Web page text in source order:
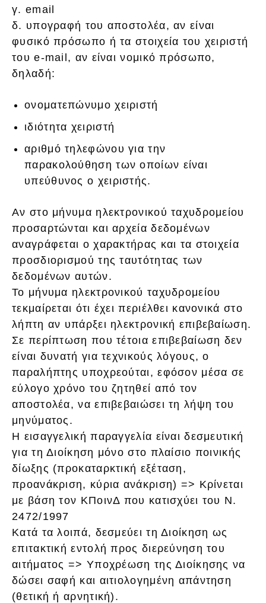
γ. email
δ. υπογραφή του αποστολέα, αν είναι
φυσικό πρόσωπο ή τα στοιχεία του χειριστή
του e-mail, αν είναι νομικό πρόσωπο,
δηλαδή:
ονοματεπώνυμο χειριστή
ιδιότητα χειριστή
αριθμό τηλεφώνου για την
παρακολούθηση των οποίων είναι
υπεύθυνος ο χειριστής.
Αν στο μήνυμα ηλεκτρονικού ταχυδρομείου
προσαρτώνται και αρχεία δεδομένων
αναγράφεται ο χαρακτήρας και τα στοιχεία
προσδιορισμού της ταυτότητας των
δεδομένων αυτών.
Το μήνυμα ηλεκτρονικού ταχυδρομείου
τεκμαίρεται ότι έχει περιέλθει κανονικά στο
λήπτη αν υπάρξει ηλεκτρονική επιβεβαίωση.
Σε περίπτωση που τέτοια επιβεβαίωση δεν
είναι δυνατή για τεχνικούς λόγους, ο
παραλήπτης υποχρεούται, εφόσον μέσα σε
εύλογο χρόνο του ζητηθεί από τον
αποστολέα, να επιβεβαιώσει τη λήψη του
μηνύματος.
Η εισαγγελική παραγγελία είναι δεσμευτική
για τη Διοίκηση μόνο στο πλαίσιο ποινικής
δίωξης (προκαταρκτική εξέταση,
προανάκριση, κύρια ανάκριση) => Κρίνεται
με βάση τον ΚΠοινΔ που κατισχύει του Ν.
2472/1997
Κατά τα λοιπά, δεσμεύει τη Διοίκηση ως
επιτακτική εντολή προς διερεύνηση του
αιτήματος => Υποχρέωση της Διοίκησης να
δώσει σαφή και αιτιολογημένη απάντηση
(θετική ή αρνητική).